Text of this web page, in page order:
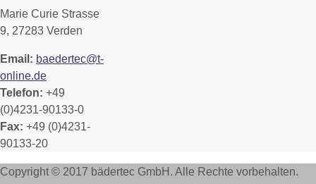
Marie Curie Strasse
9, 27283 Verden
Email: baedertec@t-
online.de
Telefon: +49
(0)4231-90133-0
Fax: +49 (0)4231-
90133-20
Copyright © 2017 bädertec GmbH. Alle Rechte vorbehalten.